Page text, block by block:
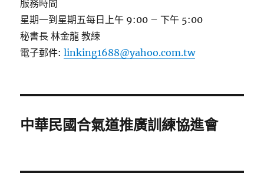
服務時間
星期一到星期五每日上午 9:00 – 下午 5:00
秘書長 林金龍 教練
電子郵件:linking1688@yahoo.com.tw
中華民國合氣道推廣訓練協進會